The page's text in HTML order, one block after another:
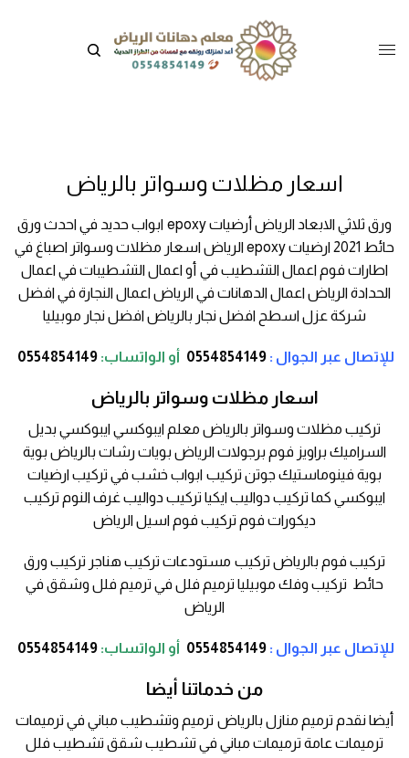
اسعار مظلات وسواتر بالرياض
ورق ثلاثي الابعاد الرياض أرضيات epoxy ابواب حديد في احدث ورق
حائط 2021 ارضيات epoxy الرياض اسعار مظلات وسواتر اصباغ في
اطارات فوم اعمال التشطيب في أو اعمال التشطيبات في اعمال
الحدادة الرياض اعمال الدهانات في الرياض اعمال النجارة في افضل
شركة عزل اسطح افضل نجار بالرياض افضل نجار موبيليا
للإتصال عبر الجوال :0554854149 أو الواتساب: 0554854149
اسعار مظلات وسواتر بالرياض
تركيب مظلات وسواتر بالرياض معلم ايبوكسي ايبوكسي بديل
السراميك براويز فوم برجولات الرياض بويات رشات بالرياض بوية
بوية فينوماستيك جوتن تركيب ابواب خشب في تركيب ارضيات
ايبوكسي كما تركيب دواليب ايكيا تركيب دواليب غرف النوم تركيب
ديكورات فوم تركيب فوم اسيل الرياض
تركيب فوم بالرياض تركيب مستودعات تركيب هناجر تركيب ورق
حائط تركيب وفك موبيليا ترميم فلل في ترميم فلل وشقق في
الرياض
للإتصال عبر الجوال :0554854149 أو الواتساب: 0554854149
من خدماتنا أيضا
أيضا نقدم ترميم منازل بالرياض ترميم وتشطيب مباني في ترميمات
ترميمات عامة ترميمات مباني في تشطيب شقق تشطيب فلل